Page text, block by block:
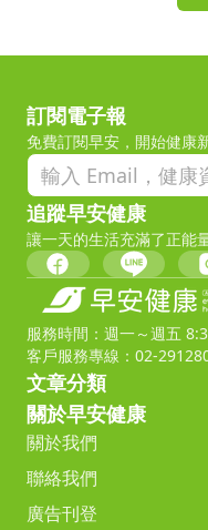
訂閱電子報
免費訂閱早安，開始健康
追蹤早安健康
讓一天的生活充滿了正能
服務時間：週一～週五
客戶服務專線：02-
文章分類
關於早安健康
關於我們
聯絡我們
廣告刊登